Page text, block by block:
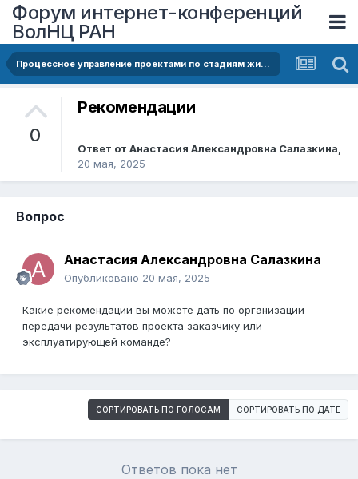
Форум интернет-конференций
ВолНЦ РАН
Процессное управление проектами по стадиям жизненного цикла
0
Рекомендации
Ответ от Анастасия Александровна Салазкина,
20 мая, 2025
Вопрос
Анастасия Александровна Салазкина
Опубликовано 20 мая, 2025
Какие рекомендации вы можете дать по организации
передачи результатов проекта заказчику или
эксплуатирующей команде?
СОРТИРОВАТЬ ПО ГОЛОСАМ СОРТИРОВАТЬ ПО ДАТЕ
Ответов пока нет